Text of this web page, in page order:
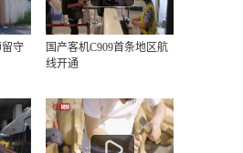
守
国产客机C909首条地区航
线开通